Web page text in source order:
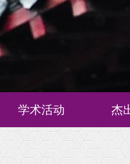
学术活动
学术活动
杰
历